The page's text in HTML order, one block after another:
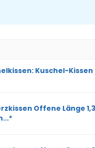
Kuschel-Kissen
Offene Länge